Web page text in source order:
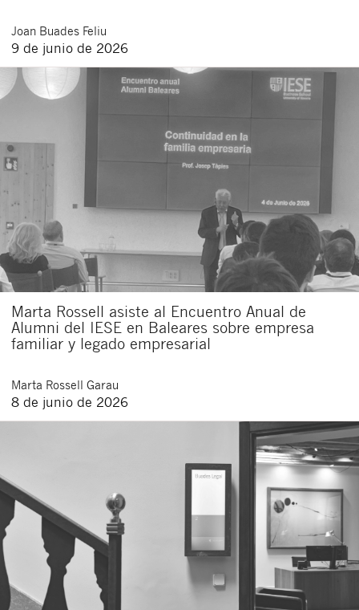
Joan Buades Feliu
9 de junio de 2026
Marta Rossell asiste al Encuentro Anual de
Alumni del IESE en Baleares sobre empresa
familiar y legado empresarial
Marta Rossell Garau
8 de junio de 2026